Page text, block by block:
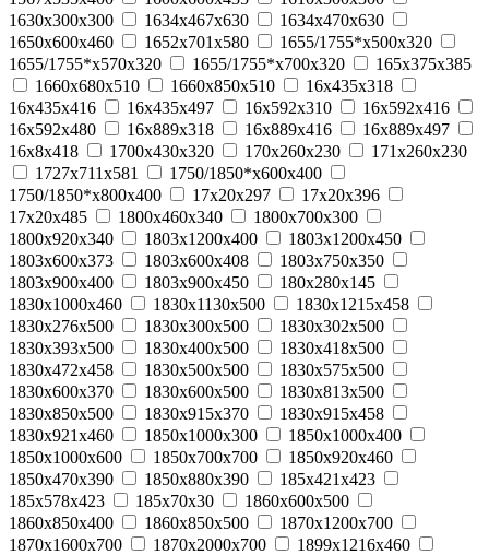
1630x300x300
1634x467x630
1634x470x630
1650x600x460
1652x701x580
1655/1755*x500x320
1655/1755*x570x320
1655/1755*x700x320
165х375х385
1660x680x510
1660x850x510
16x435x318
16x435x416
16x435x497 16x592x310
16x592x416
16x592x480
16x889x318 16x889x416
16x889x497
16x8x418
1700x430x320 170x260x230
171x260x230
1727x711x581
1750/1850*x600x400
1750/1850*x800x400
17x20x297
17x20x396
17x20x485
1800x460x340
1800x700x300
1800x920x340
1803x1200x400
1803x1200x450
1803x600x373
1803x600x408
1803x750x350
1803x900x400
1803x900x450
180x280x145
1830x1000x460
1830x1130x500
1830x1215x458
1830x276x500
1830x300x500
1830x302x500
1830x393x500
1830x400x500
1830x418x500
1830x472x458
1830x500x500
1830x575x500
1830x600x370
1830x600x500
1830x813x500
1830x850x500
1830x915x370
1830x915x458
1830x921x460
1850x1000x300
1850x1000x400
1850x1000x600
1850x700x700
1850x920x460
1850х470х390
1850х880х390
185x421x423
185x578x423
185x70x30
1860x600x500
1860x850x400
1860x850x500
1870x1200x700
1870x1600x700
1870x2000x700
1899x1216x460